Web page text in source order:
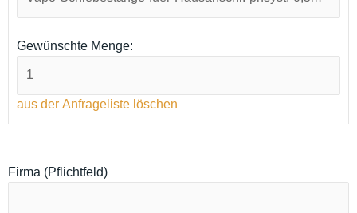
Gewünschte Menge:
aus der Anfrageliste löschen
Firma (Pflichtfeld)